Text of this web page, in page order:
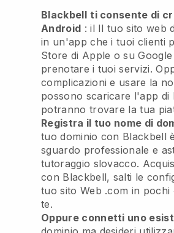
Blackbell ti consente di
Android : il Il tuo sito web
in un'app che i tuoi clienti
Store di Apple o su
prenotare i tuoi servizi.
complicazioni e usare la
possono scaricare l'app di
potranno trovare la tua
Registra il tuo nome di
tuo dominio con Blackbell
sguardo professionale e
tutoraggio slovacco.
con Blackbell, salti le
tuo sito Web .com in
te.
Oppure connetti uno